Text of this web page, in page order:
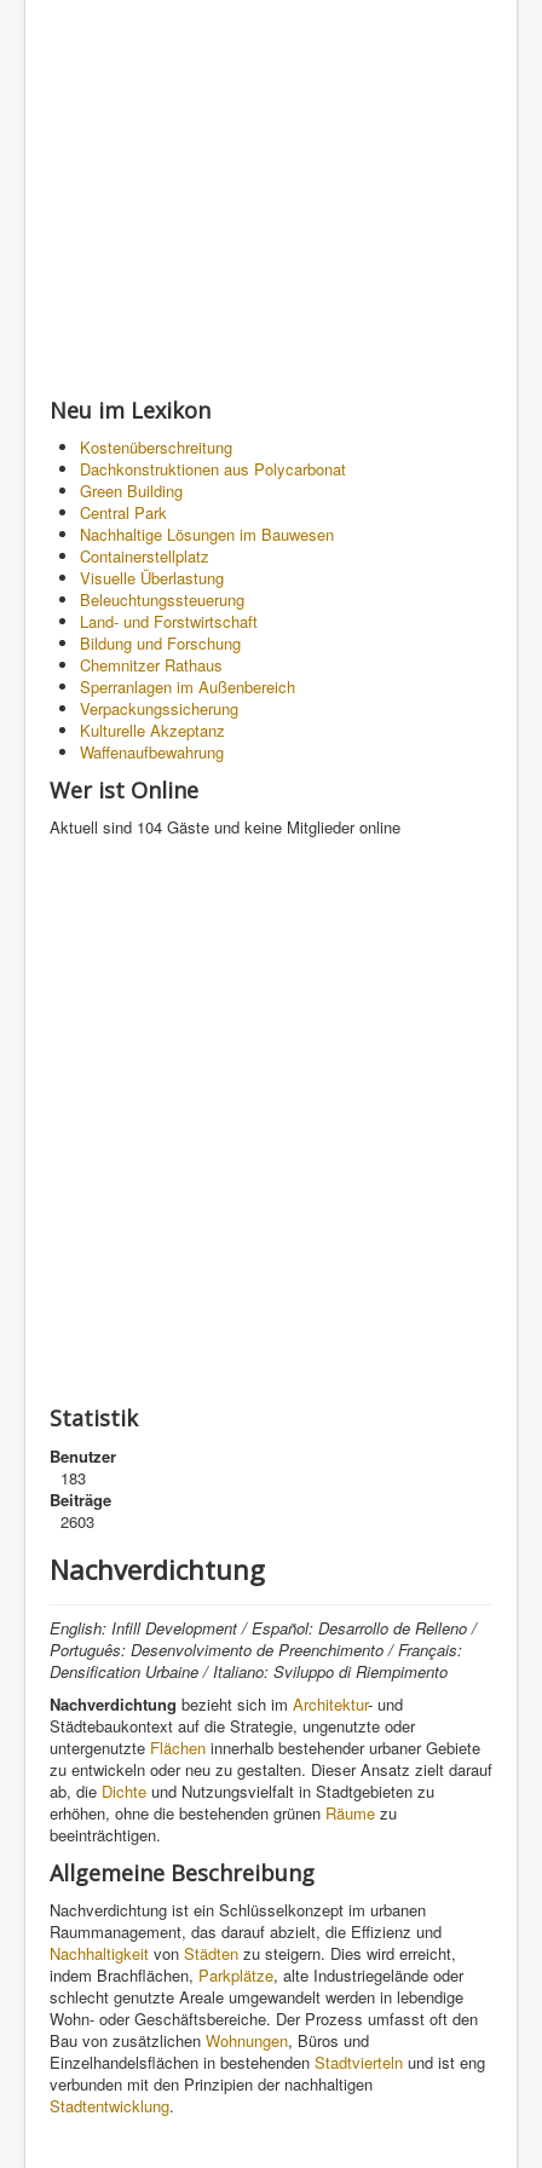
Neu im Lexikon
Kostenüberschreitung
Dachkonstruktionen aus Polycarbonat
Green Building
Central Park
Nachhaltige Lösungen im Bauwesen
Containerstellplatz
Visuelle Überlastung
Beleuchtungssteuerung
Land- und Forstwirtschaft
Bildung und Forschung
Chemnitzer Rathaus
Sperranlagen im Außenbereich
Verpackungssicherung
Kulturelle Akzeptanz
Waffenaufbewahrung
Wer ist Online
Aktuell sind 104 Gäste und keine Mitglieder online
Statistik
Benutzer
183
Beiträge
2603
Nachverdichtung
English: Infill Development / Español: Desarrollo de Relleno /
Português: Desenvolvimento de Preenchimento / Français:
Densification Urbaine / Italiano: Sviluppo di Riempimento
Nachverdichtung bezieht sich im Architektur- und
Städtebaukontext auf die Strategie, ungenutzte oder
untergenutzte Flächen innerhalb bestehender urbaner Gebiete
zu entwickeln oder neu zu gestalten. Dieser Ansatz zielt darauf
ab, die Dichte und Nutzungsvielfalt in Stadtgebieten zu
erhöhen, ohne die bestehenden grünen Räume zu
beeinträchtigen.
Allgemeine Beschreibung
Nachverdichtung ist ein Schlüsselkonzept im urbanen
Raummanagement, das darauf abzielt, die Effizienz und
Nachhaltigkeit von Städten zu steigern. Dies wird erreicht,
indem Brachflächen, Parkplätze, alte Industriegelände oder
schlecht genutzte Areale umgewandelt werden in lebendige
Wohn- oder Geschäftsbereiche. Der Prozess umfasst oft den
Bau von zusätzlichen Wohnungen, Büros und
Einzelhandelsflächen in bestehenden Stadtvierteln und ist eng
verbunden mit den Prinzipien der nachhaltigen
Stadtentwicklung.